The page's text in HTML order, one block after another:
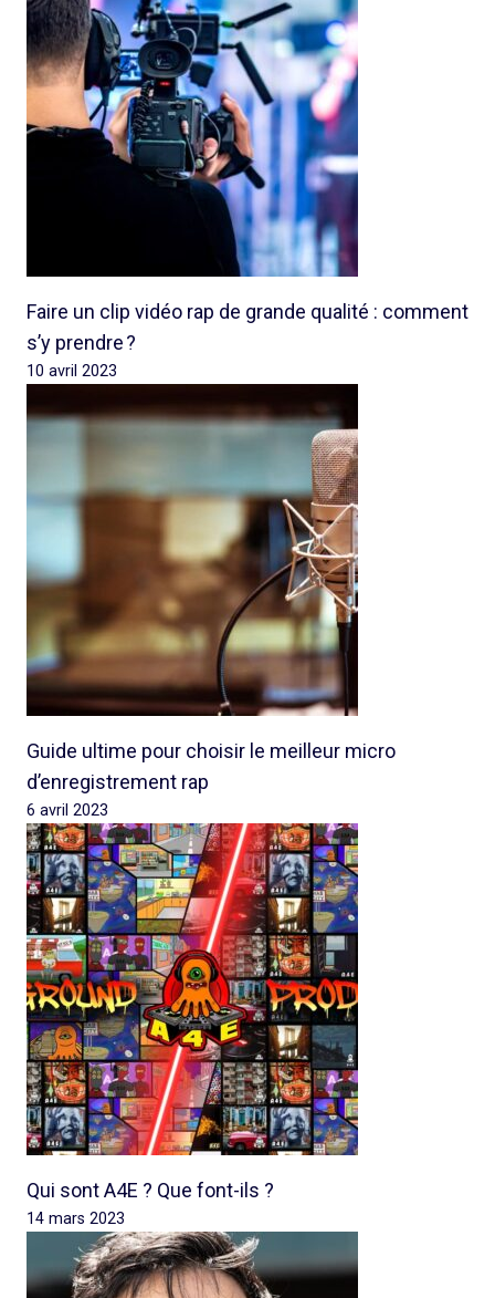
Faire un clip vidéo rap de grande qualité : comment
s’y prendre ?
10 avril 2023
Guide ultime pour choisir le meilleur micro
d’enregistrement rap
6 avril 2023
Qui sont A4E ? Que font-ils ?
14 mars 2023